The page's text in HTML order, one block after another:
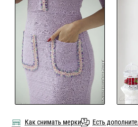
Как снимать мерки Есть